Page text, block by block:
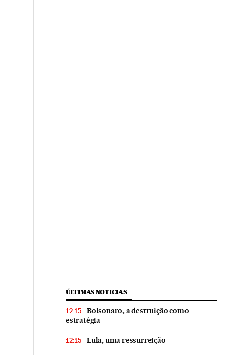
ÚLTIMAS NOTICIAS
12:15
Bolsonaro, a destruição como
estratégia
12:15 Lula, uma ressurreição